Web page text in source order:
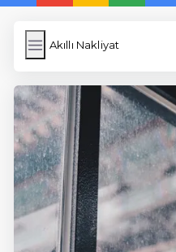
Akıllı Nakliyat
Akıllı Nakliyat
Képfeltöltés
Wordpress Cache
Anasayfa
5 Günde İngilizce